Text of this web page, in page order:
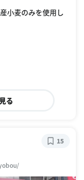
小麦のみを使用し
る
15